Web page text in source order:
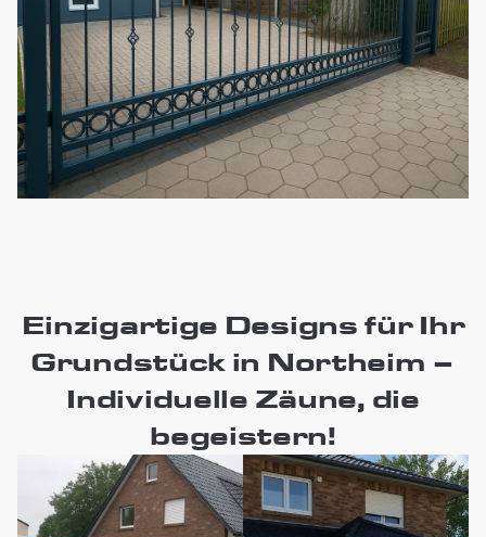
Einzigartige Designs für Ihr
Grundstück in Northeim –
Individuelle Zäune, die
begeistern!